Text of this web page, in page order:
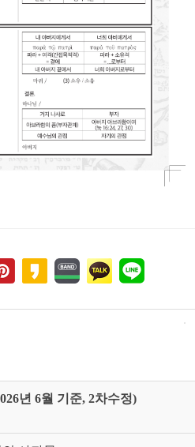
년 6월 기준, 2차수정)